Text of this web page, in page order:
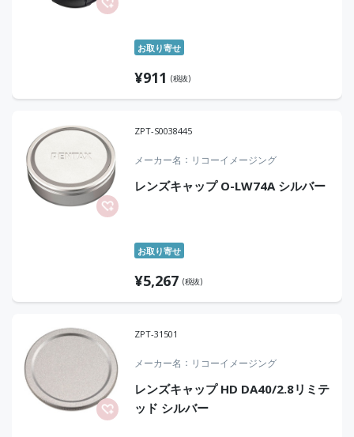
お取り寄せ
¥911 (税抜)
ZPT-S0038445
メーカー名 リコーイメージング
レンズキャップ O-LW74A シルバー
お取り寄せ
¥5,267 (税抜)
ZPT-31501
メーカー名 リコーイメージング
レンズキャップ HD DA40/2.8リミテ
ッド シルバー